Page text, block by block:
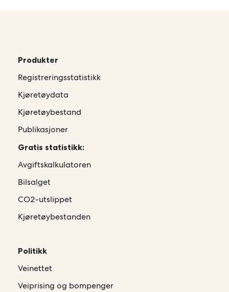
Produkter
Registreringsstatistikk
Kjøretøydata
Kjøretøybestand
Publikasjoner
Gratis statistikk:
Avgiftskalkulatoren
Bilsalget
CO2-utslippet
Kjøretøybestanden
Politikk
Veinettet
Veiprising og bompenger